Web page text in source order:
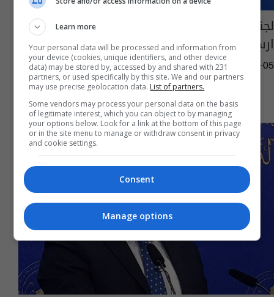
لجنة نيابية تدعو الكاظمي لاعادة فتح ملفات
ارسلت الى هيئة النزاهة
08:09 | 2020-09-05
Learn more
Your personal data will be processed and information from
your device (cookies, unique identifiers, and other device
data) may be stored by, accessed by and shared with 231
partners, or used specifically by this site. We and our partners
may use precise geolocation data. List of partners.
Some vendors may process your personal data on the basis
of legitimate interest, which you can object to by managing
your options below. Look for a link at the bottom of this page
or in the site menu to manage or withdraw consent in privacy
and cookie settings.
Consent
Manage options